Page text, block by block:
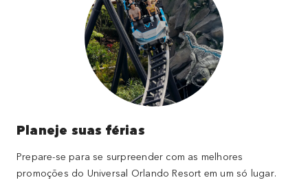
Planeje suas férias
Prepare-se para se surpreender com as melhores
promoções do Universal Orlando Resort em um só lugar.